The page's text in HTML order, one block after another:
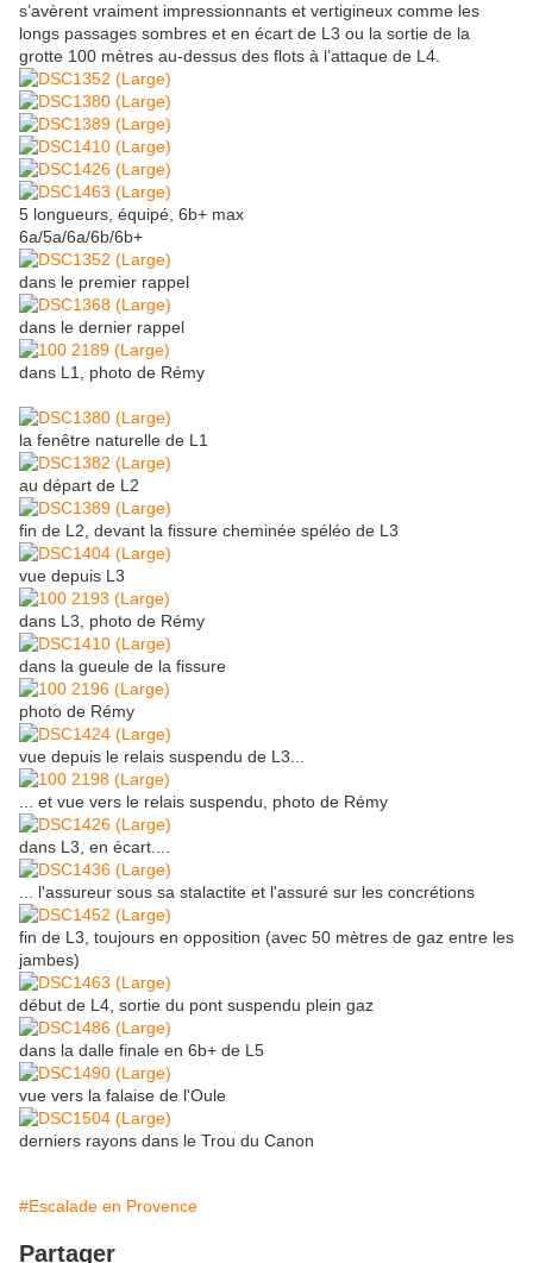
s’avèrent vraiment impressionnants et vertigineux comme les
longs passages sombres et en écart de L3 ou la sortie de la
grotte 100 mètres au-dessus des flots à l’attaque de L4.
5 longueurs, équipé, 6b+ max
6a/5a/6a/6b/6b+
dans le premier rappel
dans le dernier rappel
dans L1, photo de Rémy
la fenêtre naturelle de L1
au départ de L2
fin de L2, devant la fissure cheminée spéléo de L3
vue depuis L3
dans L3, photo de Rémy
dans la gueule de la fissure
photo de Rémy
vue depuis le relais suspendu de L3...
... et vue vers le relais suspendu, photo de Rémy
dans L3, en écart....
... l'assureur sous sa stalactite et l'assuré sur les concrétions
fin de L3, toujours en opposition (avec 50 mètres de gaz entre les
jambes)
début de L4, sortie du pont suspendu plein gaz
dans la dalle finale en 6b+ de L5
vue vers la falaise de l'Oule
derniers rayons dans le Trou du Canon
#Escalade en Provence
Partager